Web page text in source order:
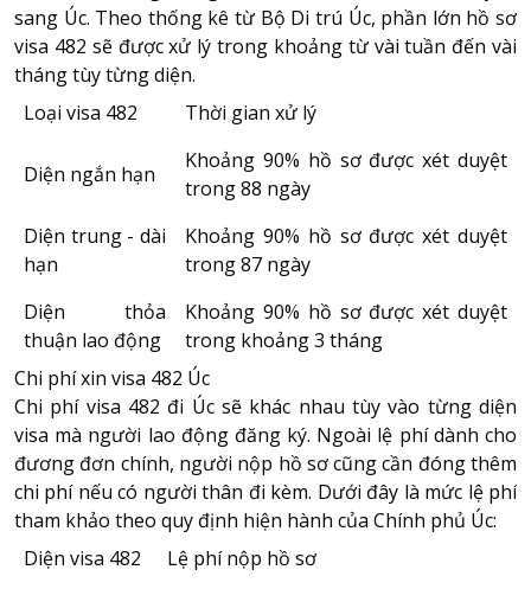
sang Úc. Theo thống kê từ Bộ Di trú Úc, phần lớn hồ sơ
visa 482 sẽ được xử lý trong khoảng từ vài tuần đến vài
tháng tùy từng diện.
Loại visa 482
Thời gian xử lý
Diện ngắn hạn
Khoảng 90% hồ sơ được xét duyệt
trong 88 ngày
Diện trung - dài
hạn
Khoảng 90% hồ sơ được xét duyệt
trong 87 ngày
Diện thỏa
thuận lao động
Khoảng 90% hồ sơ được xét duyệt
trong khoảng 3 tháng
Chi phí xin visa 482 Úc
Chi phí visa 482 đi Úcsẽ khác nhau tùy vào từng diện
visa mà người lao động đăng ký. Ngoài lệ phí dành cho
đương đơn chính, người nộp hồ sơ cũng cần đóng thêm
chi phí nếu có người thân đi kèm. Dưới đây là mức lệ phí
tham khảo theo quy định hiện hành của Chính phủ Úc:
Diện visa 482
Lệ phí nộp hồ sơ